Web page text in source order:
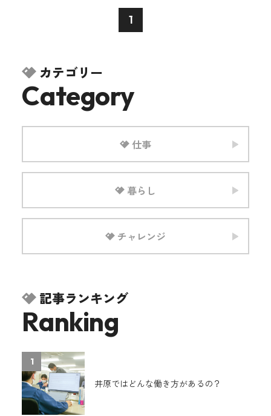
1
カテゴリー
Category
仕事
暮らし
チャレンジ
記事ランキング
Ranking
1
井原ではどんな働き方があるの？